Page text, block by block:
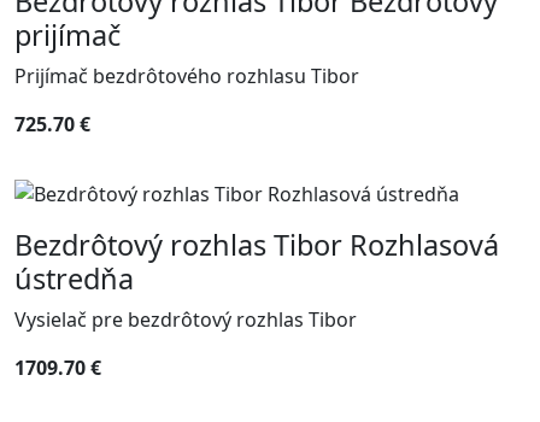
prijímač
Prijímač bezdrôtového rozhlasu Tibor
725.70 €
Bezdrôtový rozhlas Tibor Rozhlasová
ústredňa
Vysielač pre bezdrôtový rozhlas Tibor
1709.70 €